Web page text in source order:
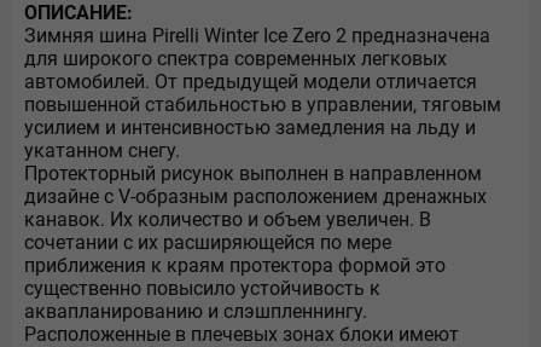
ОПИСАНИЕ:
Зимняя шина Pirelli Winter Ice Zero 2 предназначена
для широкого спектра современных легковых
автомобилей. От предыдущей модели отличается
повышенной стабильностью в управлении, тяговым
усилием и интенсивностью замедления на льду и
укатанном снегу.
Протекторный рисунок выполнен в направленном
дизайне с V-образным расположением дренажных
канавок. Их количество и объем увеличен. В
сочетании с их расширяющейся по мере
приближения к краям протектора формой это
существенно повысило устойчивость к
аквапланированию и слэшпленнингу.
Расположенные в плечевых зонах блоки имеют